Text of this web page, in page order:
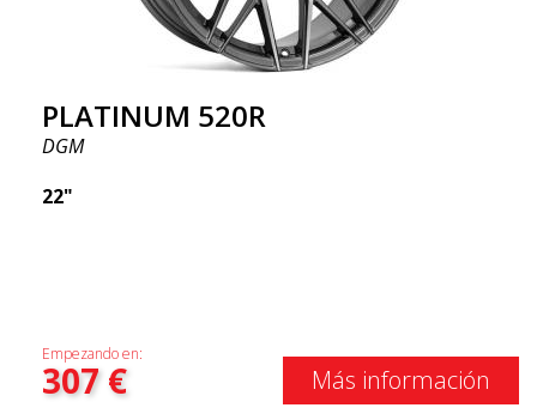
PLATINUM 520R
DGM
22"
Empezando en:
307€ Más información